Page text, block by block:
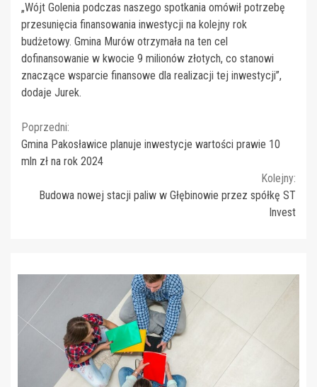
„Wójt Golenia podczas naszego spotkania omówił potrzebę
przesunięcia finansowania inwestycji na kolejny rok
budżetowy. Gmina Murów otrzymała na ten cel
dofinansowanie w kwocie 9 milionów złotych, co stanowi
znaczące wsparcie finansowe dla realizacji tej inwestycji”,
dodaje Jurek.
Continue
Reading
Poprzedni:
Gmina Pakosławice planuje inwestycje wartości prawie 10
mln zł na rok 2024
Kolejny:
Budowa nowej stacji paliw w Głębinowie przez spółkę ST
Invest